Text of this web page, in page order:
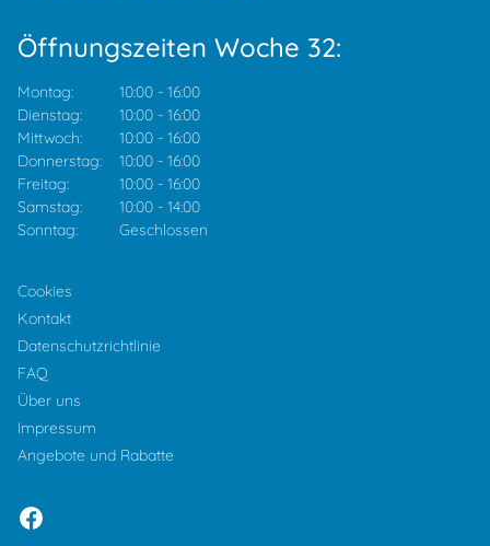
Öffnungszeiten Woche 32:
Montag: 10:00 - 16:00
Dienstag:
10:00 - 16:00
Mittwoch:
10:00 - 16:00
Donnerstag:
10:00 - 16:00
Freitag:
10:00 - 16:00
Samstag:
10:00 - 14:00
Sonntag:
Geschlossen
Cookies
Kontakt
Datenschutzrichtlinie
FAQ
Über uns
Impressum
Angebote und Rabatte